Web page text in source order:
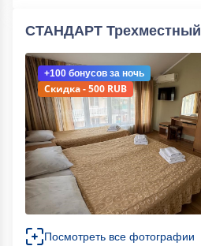
СТАНДАРТ Трехместный
+100 бонусов за ночь
Скидка - 500 RUB
Посмотреть все фотографии